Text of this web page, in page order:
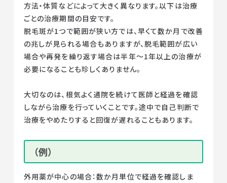
方法・体質などによって大きく異なります。以下は治療
ごとの治療期間の目安です。
脱毛斑が1つで範囲が狭い方では、早くて数か月で改善
の兆しが見られる場合もありますが、脱毛範囲が広い
場合や再発を繰り返す場合は半年～1年以上の治療が
必要になることも珍しくありません。
大切なのは、根気よく通院を続けて医師と経過を確認
しながら治療を行っていくことです。途中で自己判断で
治療をやめたりすると回復が遅れることもあります。
（例）
外用薬が中心の場合：数か月単位で経過を確認しま